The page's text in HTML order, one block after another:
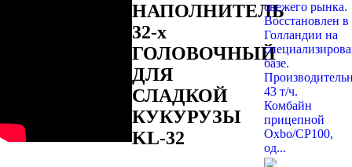
НАПОЛНИТЕЛЬ
32-х
ГОЛОВОЧНЫЙ
ДЛЯ
СЛАДКОЙ
КУКУРУЗЫ
KL-32
Комбайн
прицепной
Oxbo/CP100,
од...